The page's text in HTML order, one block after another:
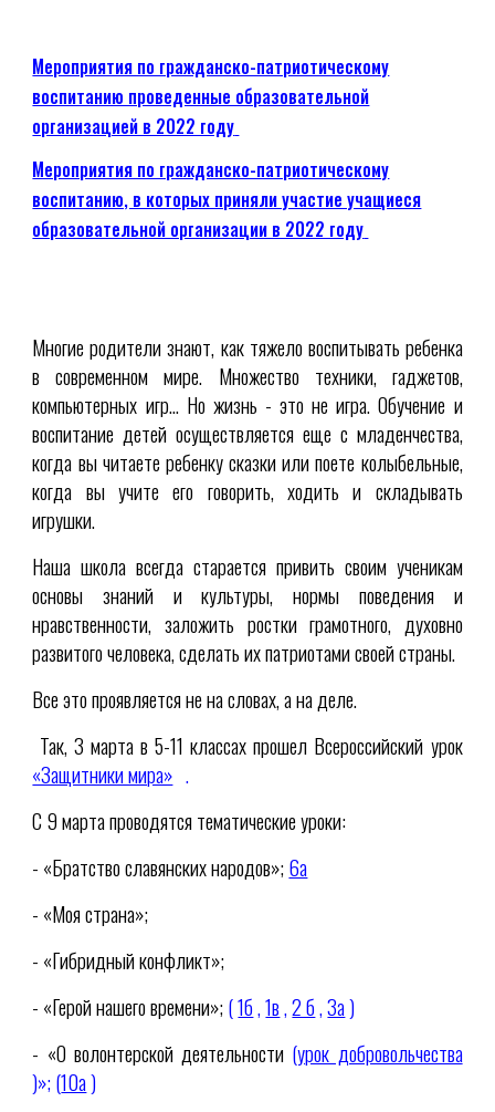
Мероприятия по гражданско-патриотическому
воспитанию проведенные образовательной
организацией в 2022 году
Мероприятия по гражданско-патриотическому
воспитанию, в которых приняли участие учащиеся
образовательной организации в 2022 году
Многие родители знают, как тяжело воспитывать ребенка
в современном мире. Множество техники, гаджетов,
компьютерных игр… Но жизнь - это не игра. Обучение и
воспитание детей осуществляется еще с младенчества,
когда вы читаете ребенку сказки или поете колыбельные,
когда вы учите его говорить, ходить и складывать
игрушки.
Наша школа всегда старается привить своим ученикам
основы знаний и культуры, нормы поведения и
нравственности, заложить ростки грамотного, духовно
развитого человека, сделать их патриотами своей страны.
Все это проявляется не на словах, а на деле.
Так, 3 марта в 5-11 классах прошел Всероссийский урок
«Защитники мира» .
С 9 марта проводятся тематические уроки:
- «Братство славянских народов»;6a
- «Моя страна»;
- «Гибридный конфликт»;
- «Герой нашего времени»;(1б,1в,2 б,3а)
- «О волонтерской деятельности (урок добровольчества
)»; (10а)